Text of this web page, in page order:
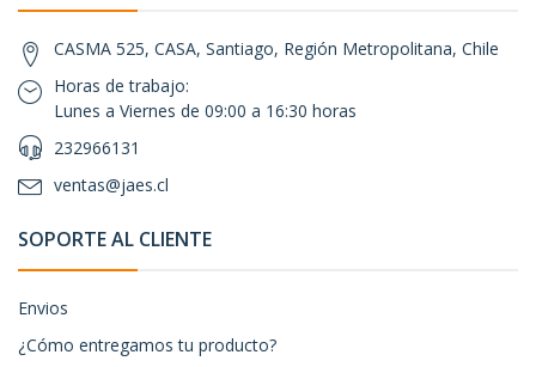
CASMA 525, CASA, Santiago, Región Metropolitana, Chile
Horas de trabajo:
Lunes a Viernes de 09:00 a 16:30 horas
232966131
ventas@jaes.cl
SOPORTE AL CLIENTE
Envios
¿Cómo entregamos tu producto?